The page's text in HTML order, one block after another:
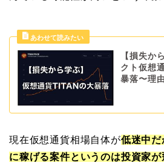
【損失か
クト仮想
暴落〜理
現在仮想通貨相場自体が低迷中だ
に稼げる案件というのは投資家が